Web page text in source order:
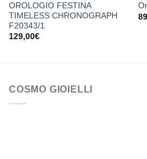
OROLOGIO FESTINA
TIMELESS CHRONOGRAPH
F20343/1
129,00€
COSMO GIOIELLI